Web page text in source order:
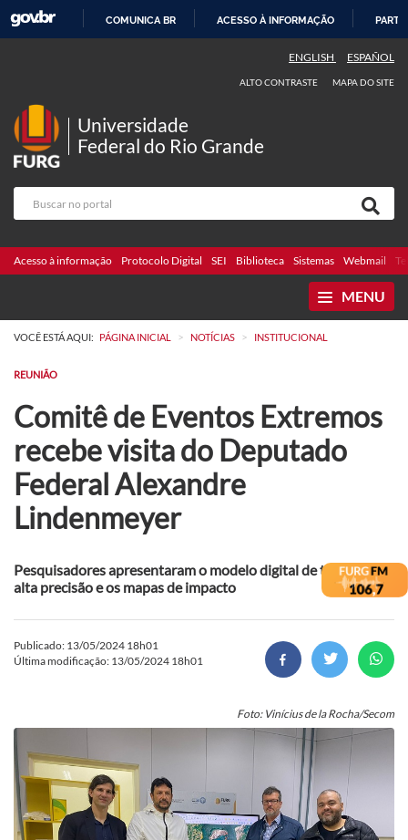
COMUNICA BR ACESSO À INFORMAÇÃO
ENGLISH ESPAÑOL
ALTO CONTRASTE MAPA DO SITE
Universidade
Federal do Rio Grande
Acesso à informação Protocolo Digital SEI Biblioteca Sistemas Webmail
MENU
VOCÊ ESTÁ AQUI: PÁGINA INICIAL > NOTÍCIAS > INSTITUCIONAL
REUNIÃO
Comitê de Eventos Extremos
recebe visita do Deputado
Federal Alexandre
Lindenmeyer
Pesquisadores apresentaram o modelo digital de terreno de
alta precisão e os mapas de impacto
Publicado: 13/05/2024 18h01
Última modificação: 13/05/2024 18h01
Foto: Vinícius de la Rocha/Secom